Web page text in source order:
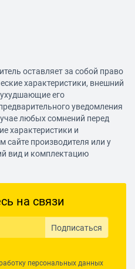
оставляет за собой право
характеристики, внешний
его
уведомления
любых сомнений перед
характеристики и
производителя или у
вид и комплектацию
на связи
Подписаться
персональных данных